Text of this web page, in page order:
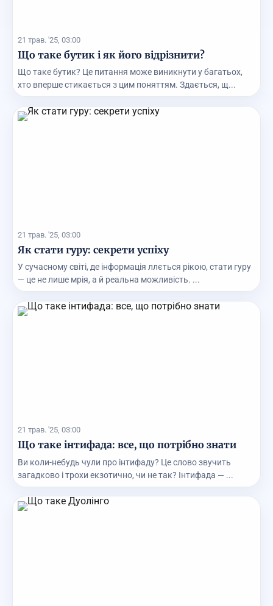
21 трав. '25, 03:00
Що таке бутик і як його відрізнити?
Що таке бутик? Це питання може виникнути у багатьох,
хто вперше стикається з цим поняттям. Здається, щ...
21 трав. '25, 03:00
Як стати гуру: секрети успіху
У сучасному світі, де інформація ллється рікою, стати гуру
— це не лише мрія, а й реальна можливість. ...
21 трав. '25, 03:00
Що таке інтифада: все, що потрібно знати
Ви коли-небудь чули про інтифаду? Це слово звучить
загадково і трохи екзотично, чи не так? Інтифада — ...